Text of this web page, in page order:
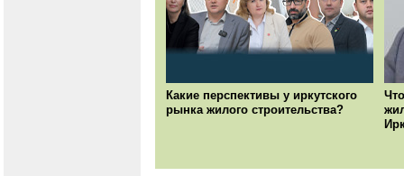
Какие перспективы у иркутского
рынка жилого строительства?